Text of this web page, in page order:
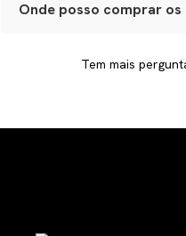
Onde posso comprar os
premium, por isso, alguns
Tem mais